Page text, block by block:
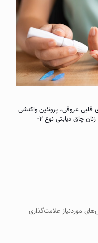
قلبی عروقی، پروتئین واکنشی
سی، هموسیستئین و مقاومت انسولینی در زنان چاق دیابتی نوع ۲-
موردنیاز علامت‌گذاری